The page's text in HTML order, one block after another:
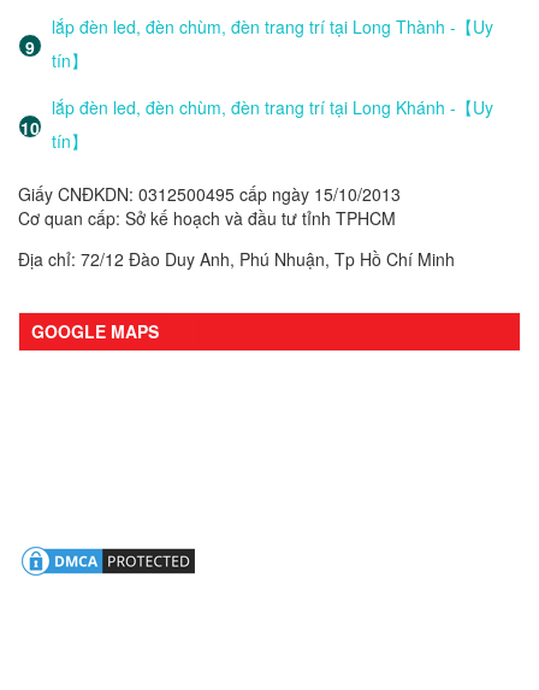
lắp đèn led, đèn chùm, đèn trang trí tại Long Thành -【Uy
tín】
lắp đèn led, đèn chùm, đèn trang trí tại Long Khánh -【Uy
tín】
Giấy CNĐKDN: 0312500495 cấp ngày 15/10/2013
Cơ quan cấp: Sở kế hoạch và đầu tư tỉnh TPHCM
Địa chỉ: 72/12 Đào Duy Anh, Phú Nhuận, Tp Hồ Chí Minh
GOOGLE MAPS